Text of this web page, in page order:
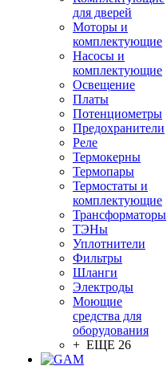
для дверей
Моторы и
комплектующие
Насосы и
комплектующие
Освещение
Платы
Потенциометры
Предохранители
Реле
Термокерны
Термопары
Термостаты и
комплектующие
Трансформаторы
ТЭНы
Уплотнители
Фильтры
Шланги
Электроды
Моющие
средства для
оборудования
+ ЕЩЕ 26